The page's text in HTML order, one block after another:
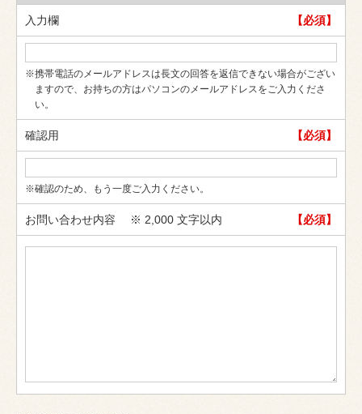
【必須】
入力欄
※携帯電話のメールアドレスは長文の回答を返信できない場合がござい
ますので、お持ちの方はパソコンのメールアドレスをご入力くださ
い。
【必須】
確認用
※確認のため、もう一度ご入力ください。
【必須】
お問い合わせ内容 ※ 2,000 文字以内